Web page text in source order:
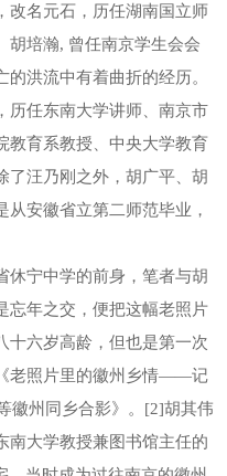
改名元石，历任湖南国立师
胡培瀚, 曾任南京学生会会
洪流中有着曲折的经历。
历任东南大学讲师、南京市
教育系教授、中央大学教育
了汪乃刚之外，胡广平、胡
安徽省立第二师范毕业，
宁中学的前身，笔者与胡
忘年之交，便把这幅老照片
十六岁高龄，但也是第一次
老照片里的徽州乡情——记
徽州同乡合影》。[2]胡其伟
南大学教授兼图书馆主任的